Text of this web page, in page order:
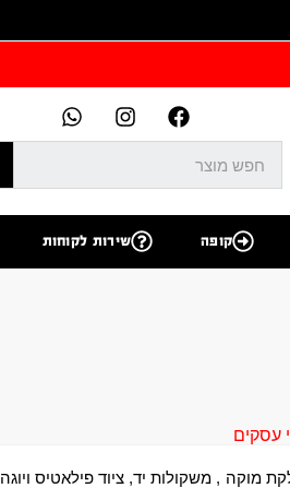
קופה שירות לקוחות
מוקה , משקולות יד, ציוד פילאטיס ויוגה